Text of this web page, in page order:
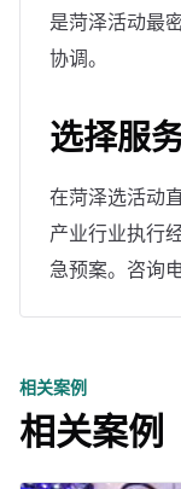
是菏泽活动最
协调。
选择服
在菏泽选活动
产业行业执行
急预案。咨询
相关案例
相关案例